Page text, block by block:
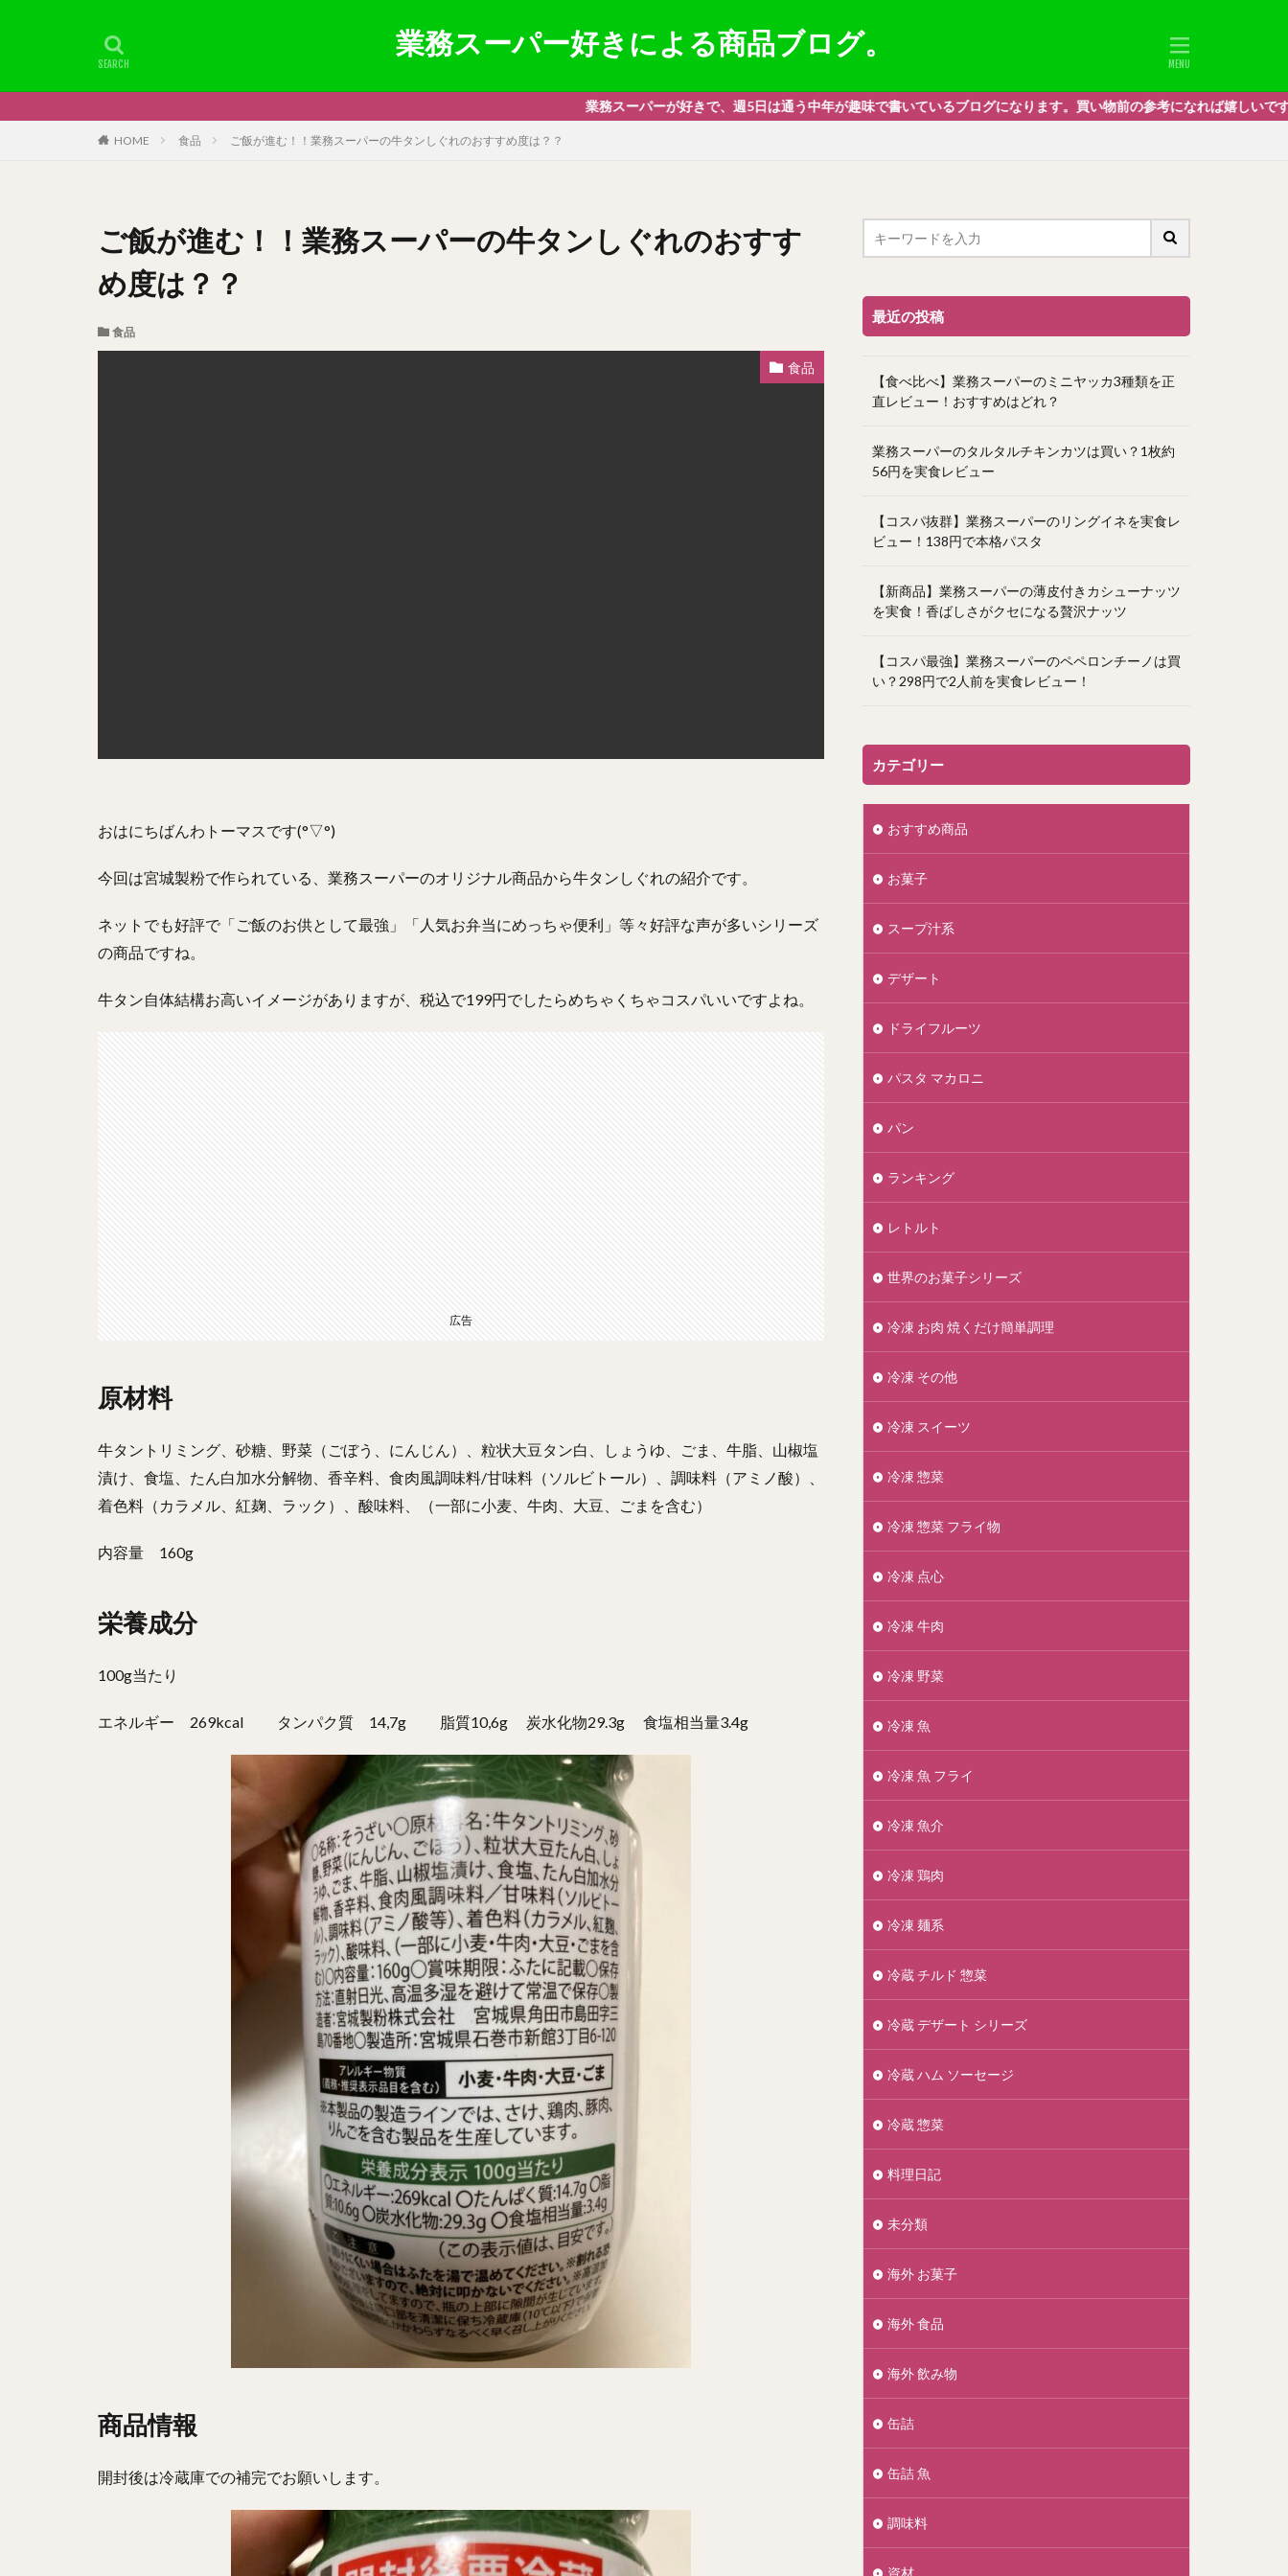
業務スーパー好きによる商品ブログ。
業務スーパーが好きで、週5日は通う中年が趣味で書いているブログになります。買い物前の参考になれば嬉しいです。私的要素多
HOME 食品 ご飯が進む！！業務スーパーの牛タンしぐれのおすすめ度は？？
ご飯が進む！！業務スーパーの牛タンしぐれのおすす
め度は？？
食品
食品
おはにちばんわトーマスです(°▽°)
今回は宮城製粉で作られている、業務スーパーのオリジナル商品から牛タンしぐれの紹介です。
ネットでも好評で「ご飯のお供として最強」「人気お弁当にめっちゃ便利」等々好評な声が多いシリーズ
の商品ですね。
牛タン自体結構お高いイメージがありますが、税込で199円でしたらめちゃくちゃコスパいいですよね。
広告
原材料
牛タントリミング、砂糖、野菜（ごぼう、にんじん）、粒状大豆タン白、しょうゆ、ごま、牛脂、山椒塩
漬け、食塩、たん白加水分解物、香辛料、食肉風調味料/甘味料（ソルビトール）、調味料（アミノ酸）、
着色料（カラメル、紅麹、ラック）、酸味料、（一部に小麦、牛肉、大豆、ごまを含む）
内容量 160g
栄養成分
100g当たり
エネルギー 269kcal タンパク質 14,7g 脂質10,6g 炭水化物29.3g 食塩相当量3.4g
商品情報
開封後は冷蔵庫での補完でお願いします。
最近の投稿
【食べ比べ】業務スーパーのミニヤッカ3種類を正
直レビュー！おすすめはどれ？
業務スーパーのタルタルチキンカツは買い？1枚約
56円を実食レビュー
【コスパ抜群】業務スーパーのリングイネを実食レ
ビュー！138円で本格パスタ
【新商品】業務スーパーの薄皮付きカシューナッツ
を実食！香ばしさがクセになる贅沢ナッツ
【コスパ最強】業務スーパーのペペロンチーノは買
い？298円で2人前を実食レビュー！
カテゴリー
おすすめ商品
お菓子
スープ汁系
デザート
ドライフルーツ
パスタ マカロニ
パン
ランキング
レトルト
世界のお菓子シリーズ
冷凍 お肉 焼くだけ簡単調理
冷凍 その他
冷凍 スイーツ
冷凍 惣菜
冷凍 惣菜 フライ物
冷凍 点心
冷凍 牛肉
冷凍 野菜
冷凍 魚
冷凍 魚 フライ
冷凍 魚介
冷凍 鶏肉
冷凍 麺系
冷蔵 チルド 惣菜
冷蔵 デザート シリーズ
冷蔵 ハム ソーセージ
冷蔵 惣菜
料理日記
未分類
海外 お菓子
海外 食品
海外 飲み物
缶詰
缶詰 魚
調味料
資材